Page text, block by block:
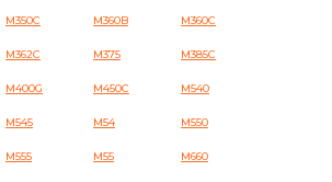
M350C M360B M360C
M362C M375 M385C
M400G M450C M540
M545 M54 M550
M555 M55 M660